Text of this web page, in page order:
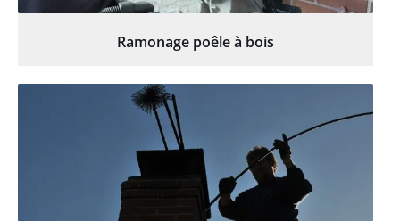
Ramonage poêle à bois